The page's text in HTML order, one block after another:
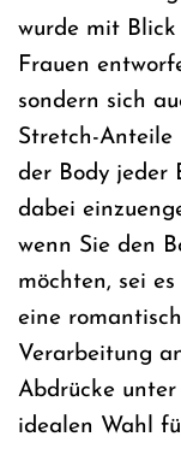
wurde mit
Frauen
sondern sich
Stretch-Anteile
der Body jeder
dabei
wenn Sie den
möchten, sei
eine
Verarbeitung
Abdrücke
idealen Wahl